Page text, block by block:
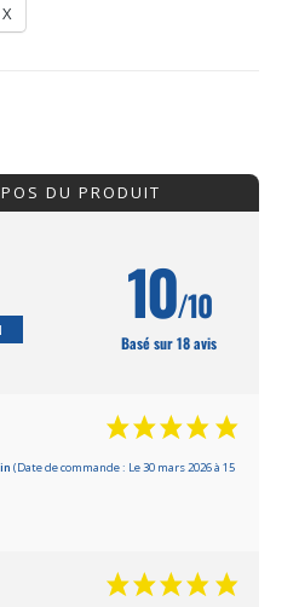
X
DU PRODUIT
10/10
Basé sur 18 avis
(Date de commande : Le 30 mars 2026 à 15